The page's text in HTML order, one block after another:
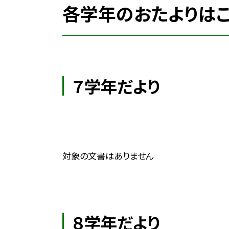
各学年のおたよりは
７学年だより
対象の文書はありません
８学年だより